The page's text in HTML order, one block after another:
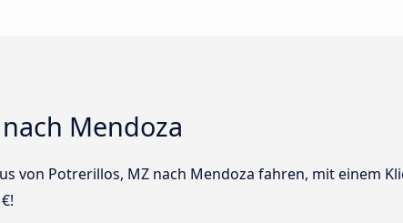
Mendoza
von Potrerillos, MZ nach Mendoza fahren, mit einem